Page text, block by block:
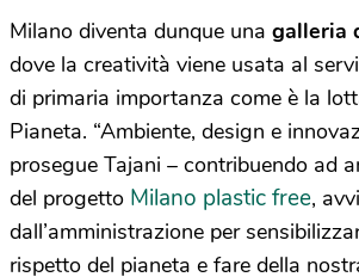
Milano diventa dunque una galleria
dove la creatività viene usata al
di primaria importanza come è la
Pianeta. “Ambiente, design e
prosegue Tajani – contribuendo ad
del progetto Milano plastic free,
dall’amministrazione per
rispetto del pianeta e fare della